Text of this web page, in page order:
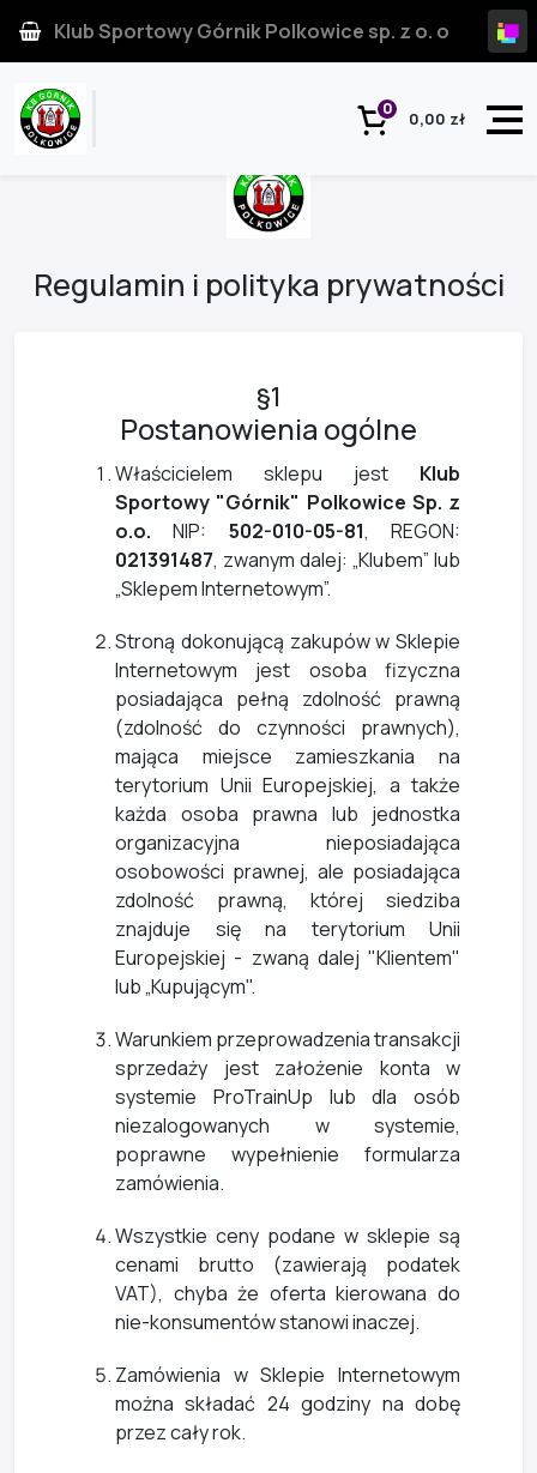
Klub Sportowy Górnik Polkowice sp. z o. o
0 0,00 zł
Regulamin i polityka prywatności
§1
Postanowienia ogólne
Właścicielem sklepu jest Klub
Sportowy "Górnik" Polkowice Sp. z
o.o. NIP: 502-010-05-81, REGON:
021391487, zwanym dalej: „Klubem” lub
„Sklepem Internetowym”.
Stroną dokonującą zakupów w Sklepie
Internetowym jest osoba fizyczna
posiadająca pełną zdolność prawną
(zdolność do czynności prawnych),
mająca miejsce zamieszkania na
terytorium Unii Europejskiej, a także
każda osoba prawna lub jednostka
organizacyjna nieposiadająca
osobowości prawnej, ale posiadająca
zdolność prawną, której siedziba
znajduje się na terytorium Unii
Europejskiej - zwaną dalej "Klientem"
lub „Kupującym".
Warunkiem przeprowadzenia transakcji
sprzedaży jest założenie konta w
systemie ProTrainUp lub dla osób
niezalogowanych w systemie,
poprawne wypełnienie formularza
zamówienia.
Wszystkie ceny podane w sklepie są
cenami brutto (zawierają podatek
VAT), chyba że oferta kierowana do
nie-konsumentów stanowi inaczej.
Zamówienia w Sklepie Internetowym
można składać 24 godziny na dobę
przez cały rok.